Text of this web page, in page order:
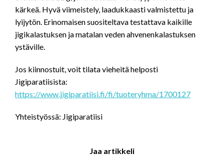
kärkeä. Hyvä viimeistely, laadukkaasti valmistettu ja
lyijytön. Erinomaisen suositeltava testattava kaikille
jigikalastuksen ja matalan veden ahvenenkalastuksen
ystäville.
Jos kiinnostuit, voit tilata vieheitä helposti
Jigiparatiisista:
https://www.jigiparatiisi.fi/fi/tuoteryhma/1700127
Yhteistyössä: Jigiparatiisi
Jaa artikkeli